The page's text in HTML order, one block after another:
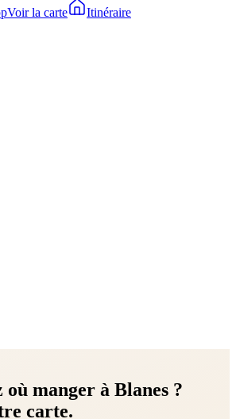
Voir la carte Itinéraire
où manger à Blanes ?
carte.